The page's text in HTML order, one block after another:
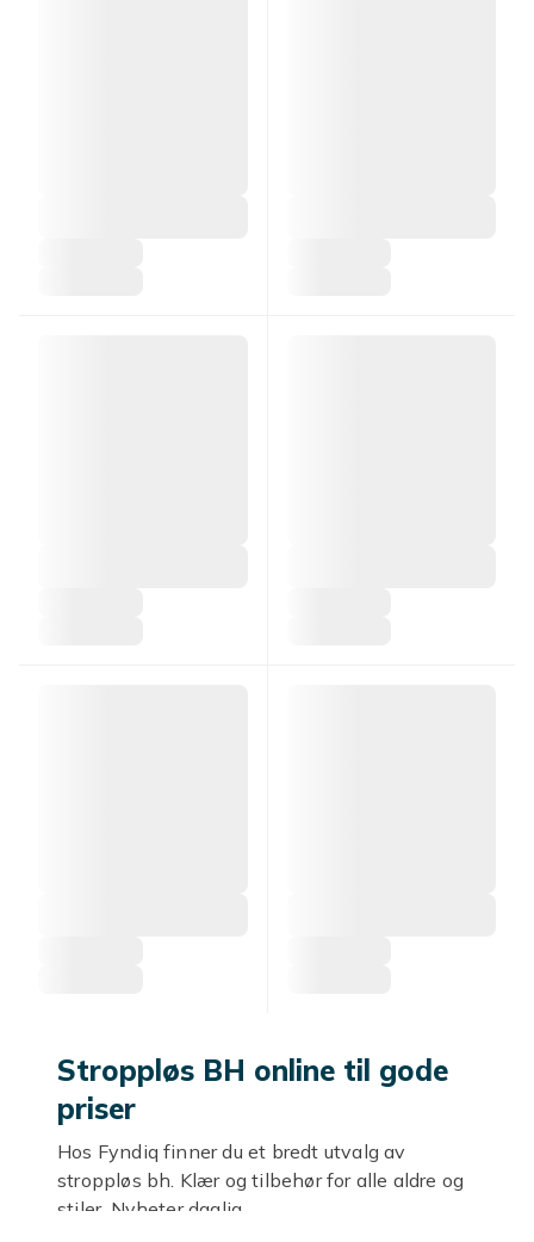
Stroppløs BH online til gode
priser
Hos Fyndiq finner du et bredt utvalg av
stroppløs bh. Klær og tilbehør for alle aldre og
stiler. Nyheter daglig.